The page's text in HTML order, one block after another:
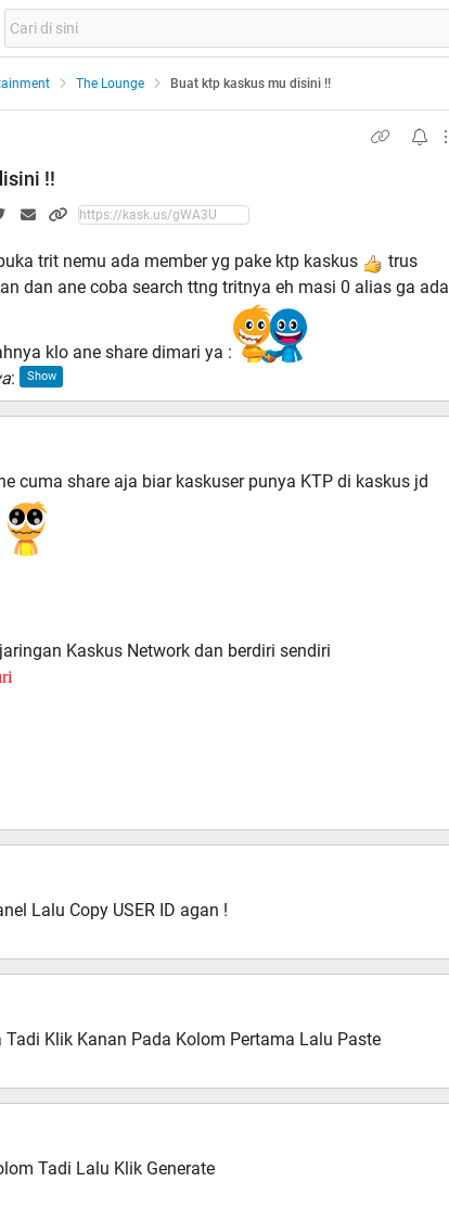
The Lounge Buat ktp kaskus mu disini !!
!!
trit nemu ada member yg pake ktp kaskus
trus
dan ane coba search ttng tritnya eh masi 0 alias ga ada
klo ane share dimari ya :
:
cuma share aja biar kaskuser punya KTP di kaskus jd
jaringan Kaskus Network dan berdiri sendiri
Lalu Copy USER ID agan !
Klik Kanan Pada Kolom Pertama Lalu Paste
Tadi Lalu Klik Generate